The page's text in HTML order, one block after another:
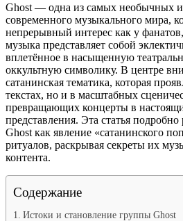
Ghost — одна из самых необычных
современного музыкального мира,
непрерывный интерес как у
музыка представляет собой
вплетённое в насыщенную
оккультную символику. В центре
сатанинская тематика, которая
текстах, но и в масштабных
превращающих концерты в
представления. Эта статья
Ghost как явление «сатанинского
ритуалов, раскрывая секреты их
контента.
Содержание
Истоки и становление группы Ghost